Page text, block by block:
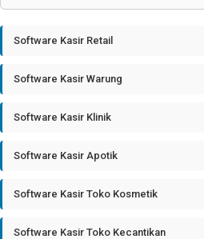
Software Kasir Retail
Software Kasir Warung
Software Kasir Klinik
Software Kasir Apotik
Software Kasir Toko Kosmetik
Software Kasir Toko Kecantikan